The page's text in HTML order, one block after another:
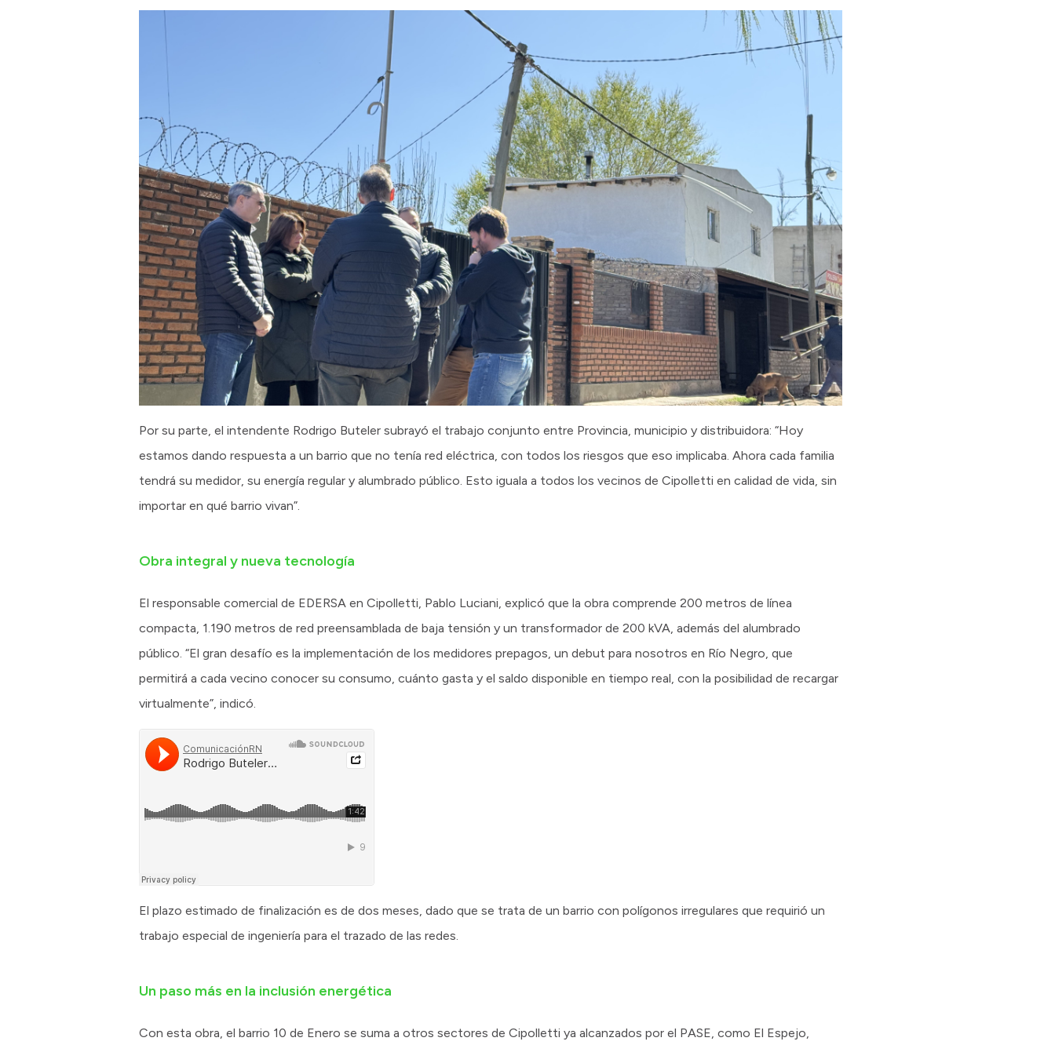
Por su parte, el intendente Rodrigo Buteler subrayó el trabajo conjunto entre Provincia, municipio y distribuidora: “Hoy
estamos dando respuesta a un barrio que no tenía red eléctrica, con todos los riesgos que eso implicaba. Ahora cada familia
tendrá su medidor, su energía regular y alumbrado público. Esto iguala a todos los vecinos de Cipolletti en calidad de vida, sin
importar en qué barrio vivan”.
Obra integral y nueva tecnología
El responsable comercial de EDERSA en Cipolletti, Pablo Luciani, explicó que la obra comprende 200 metros de línea
compacta, 1.190 metros de red preensamblada de baja tensión y un transformador de 200 kVA, además del alumbrado
público. “El gran desafío es la implementación de los medidores prepagos, un debut para nosotros en Río Negro, que
permitirá a cada vecino conocer su consumo, cuánto gasta y el saldo disponible en tiempo real, con la posibilidad de recargar
virtualmente”, indicó.
El plazo estimado de finalización es de dos meses, dado que se trata de un barrio con polígonos irregulares que requirió un
trabajo especial de ingeniería para el trazado de las redes.
Un paso más en la inclusión energética
Con esta obra, el barrio 10 de Enero se suma a otros sectores de Cipolletti ya alcanzados por el PASE, como El Espejo,